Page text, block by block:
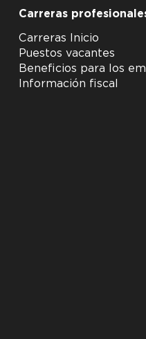
Carreras
Carreras Inicio
Puestos vacantes
Beneficios para los
Información fiscal